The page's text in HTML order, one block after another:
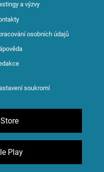
a výzvy
osobních údajů
soukromí
Play